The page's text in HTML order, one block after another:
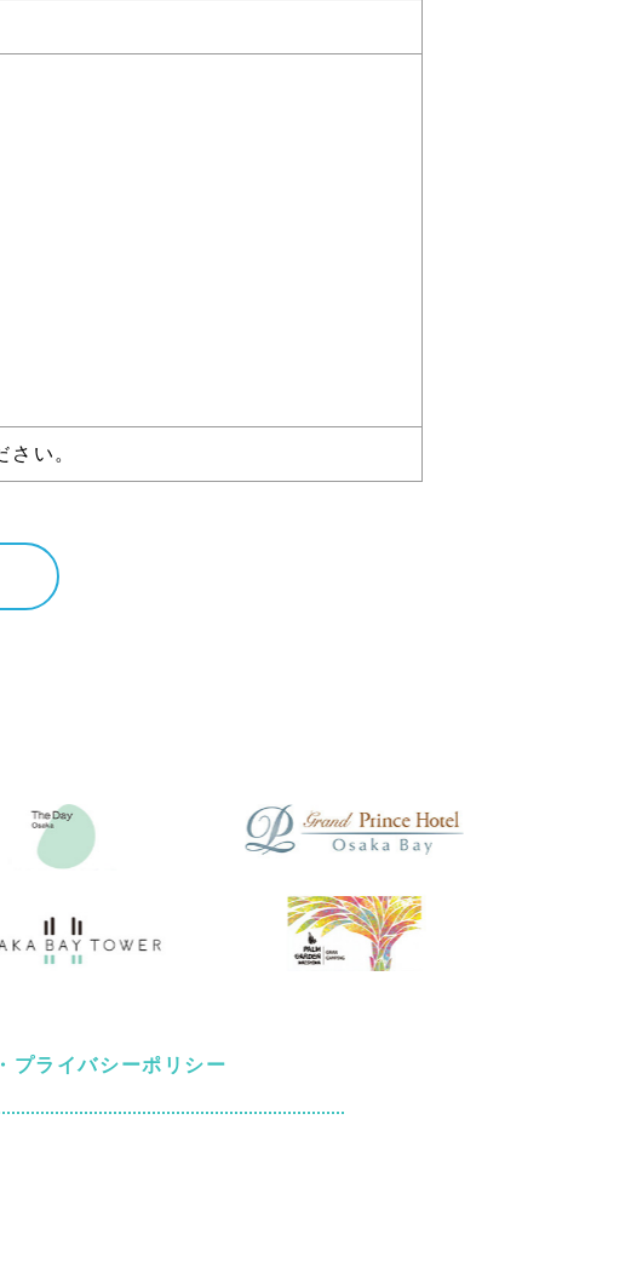
い。
・ プライバシーポリシー